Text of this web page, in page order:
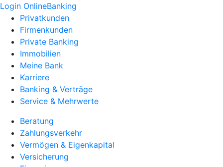
Login OnlineBanking
Privatkunden
Firmenkunden
Private Banking
Immobilien
Meine Bank
Karriere
Banking & Verträge
Service & Mehrwerte
Beratung
Zahlungsverkehr
Vermögen & Eigenkapital
Versicherung